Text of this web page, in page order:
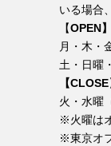
いる場合
【OPEN】
月・木・
土・日曜
【CLOSE
火・水曜
※火曜は
※東京オ